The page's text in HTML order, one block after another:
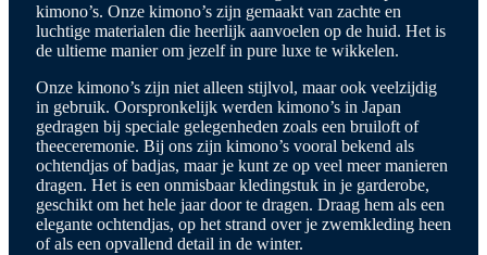
kimono’s. Onze kimono’s zijn gemaakt van zachte en
luchtige materialen die heerlijk aanvoelen op de huid. Het is
de ultieme manier om jezelf in pure luxe te wikkelen.
Onze kimono’s zijn niet alleen stijlvol, maar ook veelzijdig
in gebruik. Oorspronkelijk werden kimono’s in Japan
gedragen bij speciale gelegenheden zoals een bruiloft of
theeceremonie. Bij ons zijn kimono’s vooral bekend als
ochtendjas of badjas, maar je kunt ze op veel meer manieren
dragen. Het is een onmisbaar kledingstuk in je garderobe,
geschikt om het hele jaar door te dragen. Draag hem als een
elegante ochtendjas, op het strand over je zwemkleding heen
of als een opvallend detail in de winter.